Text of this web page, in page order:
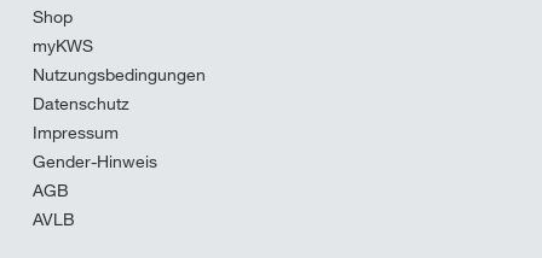
Shop
myKWS
Nutzungsbedingungen
Datenschutz
Impressum
Gender-Hinweis
AGB
AVLB